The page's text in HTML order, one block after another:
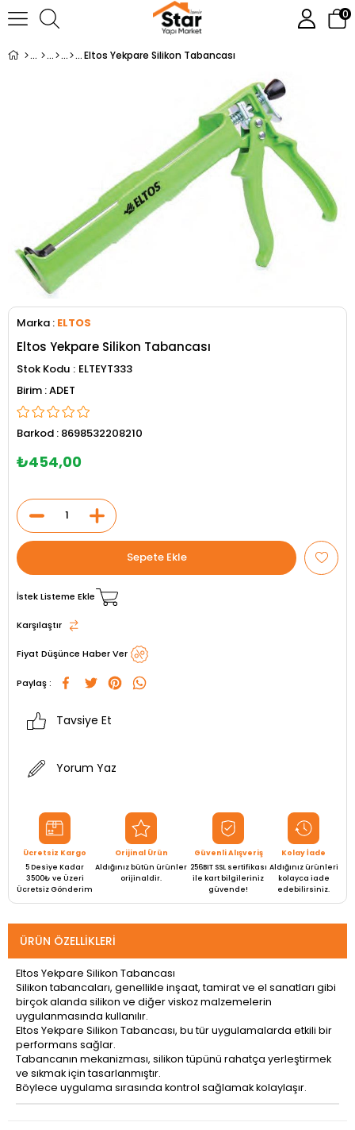
0
Eltos Yekpare Silikon Tabancası
Marka : ELTOS
Eltos Yekpare Silikon Tabancası
Stok Kodu
ELTEYT333
ADET
Barkod : 8698532208210
₺454,00
İstek Listeme Ekle
Karşılaştır
Fiyat Düşünce Haber Ver
Paylaş :
Tavsiye Et
Yorum Yaz
Ücretsiz Kargo
5 Desiye Kadar
3500₺ ve Üzeri
Ücretsiz Gönderim
Orijinal Ürün
Aldığınız bütün ürünler
orijinaldir.
Güvenli Alışveriş
256BIT SSL sertifikası
ile kart bilgileriniz
güvende!
Kolay İade
Aldığınız ürünleri
kolayca iade
edebilirsiniz.
ÜRÜN ÖZELLIKLERI
Eltos Yekpare Silikon Tabancası
Silikon tabancaları, genellikle inşaat, tamirat ve el sanatları gibi
birçok alanda silikon ve diğer viskoz malzemelerin
uygulanmasında kullanılır.
Eltos Yekpare Silikon Tabancası, bu tür uygulamalarda etkili bir
performans sağlar.
Tabancanın mekanizması, silikon tüpünü rahatça yerleştirmek
ve sıkmak için tasarlanmıştır.
Böylece uygulama sırasında kontrol sağlamak kolaylaşır.